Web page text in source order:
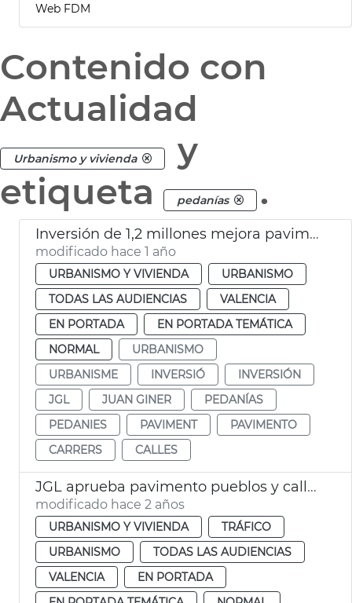
Web FDM
Contenido con
Actualidad
Urbanismo y vivienda
y
etiqueta
pedanías .
Inversión de 1,2 millones mejora pavimento calles y caminos València y pedanías
modificado hace 1 año
URBANISMO Y VIVIENDA
URBANISMO
TODAS LAS AUDIENCIAS
VALENCIA
EN PORTADA
EN PORTADA TEMÁTICA
NORMAL
URBANISMO
URBANISME
INVERSIÓ
INVERSIÓN
JGL
JUAN GINER
PEDANÍAS
PEDANIES
PAVIMENT
PAVIMENTO
CARRERS
CALLES
JGL aprueba pavimento pueblos y calles València
modificado hace 2 años
URBANISMO Y VIVIENDA
TRÁFICO
URBANISMO
TODAS LAS AUDIENCIAS
VALENCIA
EN PORTADA